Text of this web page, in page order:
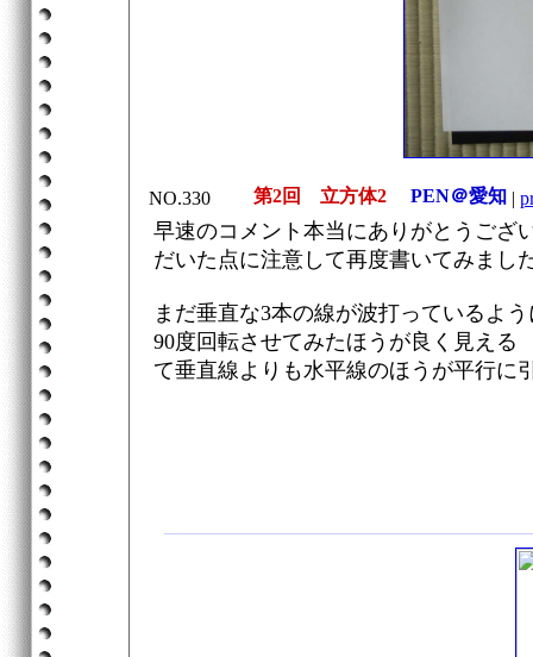
NO.330 第2回 立方体2 PEN＠愛知 |
早速のコメント本当にありがとうござ
だいた点に注意して再度書いてみまし
まだ垂直な3本の線が波打っているよ
90度回転させてみたほうが良く見え
て垂直線よりも水平線のほうが平行に